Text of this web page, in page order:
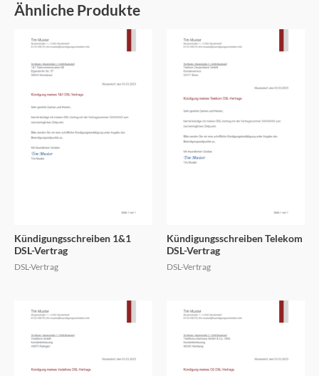
Ähnliche Produkte
Kündigungsschreiben 1&1
DSL-Vertrag
DSL-Vertrag
Kündigungsschreiben Telekom
DSL-Vertrag
DSL-Vertrag